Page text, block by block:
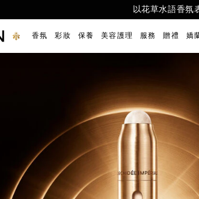
官網搶先 全
【8/1-8/9限定】全站享LINE POINTS回
24K底妝家族新品
七夕贈禮首
以花草水語香氛
官網與專賣店獨家
回首頁）香氛 彩妝 保養 美容護理 服務 贈禮 嬌